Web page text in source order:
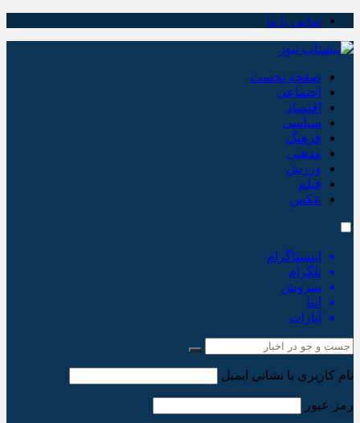
تماس با ما
صفحه نخست
اجتماعی
اقتصاد
سیاسی
فرهنگ
مذهبی
ورزش
فیلم
عکس
اینستاگرام
تلگرام
سروش
ایتا
آپارات
نام کاربری یا نشانی ایمیل
رمز عبور